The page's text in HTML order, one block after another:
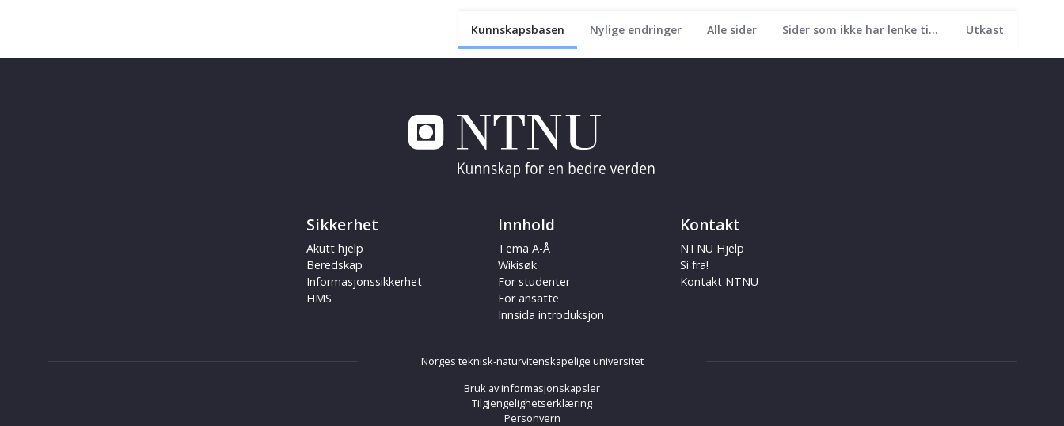
Kunnskapsbasen Nylige endringer Alle sider Sider som ikke har lenke til seg Utkast
Sikkerhet
Akutt hjelp
Beredskap
Informasjonssikkerhet
HMS
Innhold
Tema A-Å
Wikisøk
For studenter
For ansatte
Innsida introduksjon
Kontakt
NTNU Hjelp
Si fra!
Kontakt NTNU
Norges teknisk-naturvitenskapelige universitet
Bruk av informasjonskapsler
Tilgjengelighetserklæring
Personvern